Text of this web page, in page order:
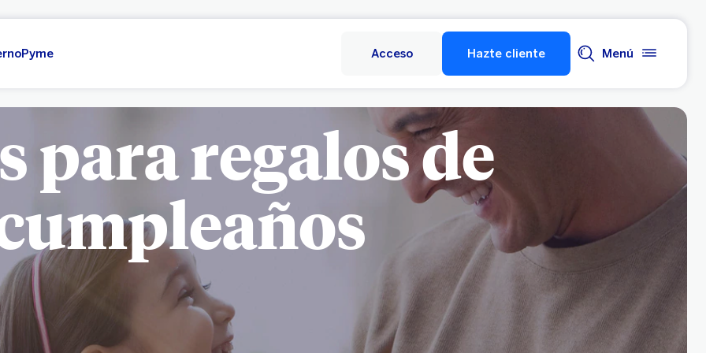
Pyme Acceso Hazte cliente Menú
para regalos de